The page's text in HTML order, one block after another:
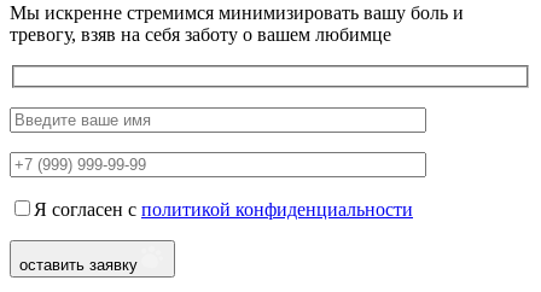
Мы искренне стремимся минимизировать вашу боль и
тревогу, взяв на себя заботу о вашем любимце
Я согласен с политикой конфиденциальности
оставить заявку